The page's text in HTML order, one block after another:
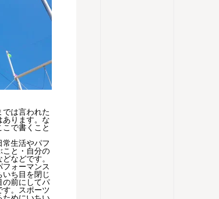
は言われた
あります。な
で書くこと
生活やパフ
こと・自分の
などです。
ォーマンス
ち目を閉じ
の前にしてパ
す。スポーツ